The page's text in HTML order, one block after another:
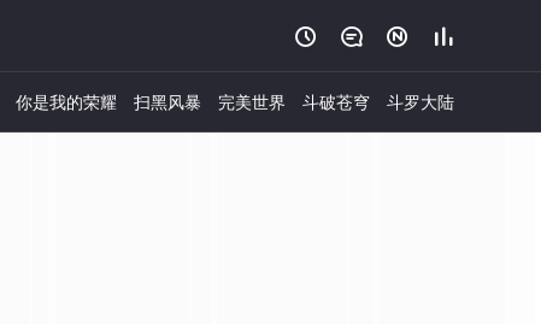
   
你是我的荣耀 扫黑风暴 完美世界 斗破苍穹 斗罗大陆